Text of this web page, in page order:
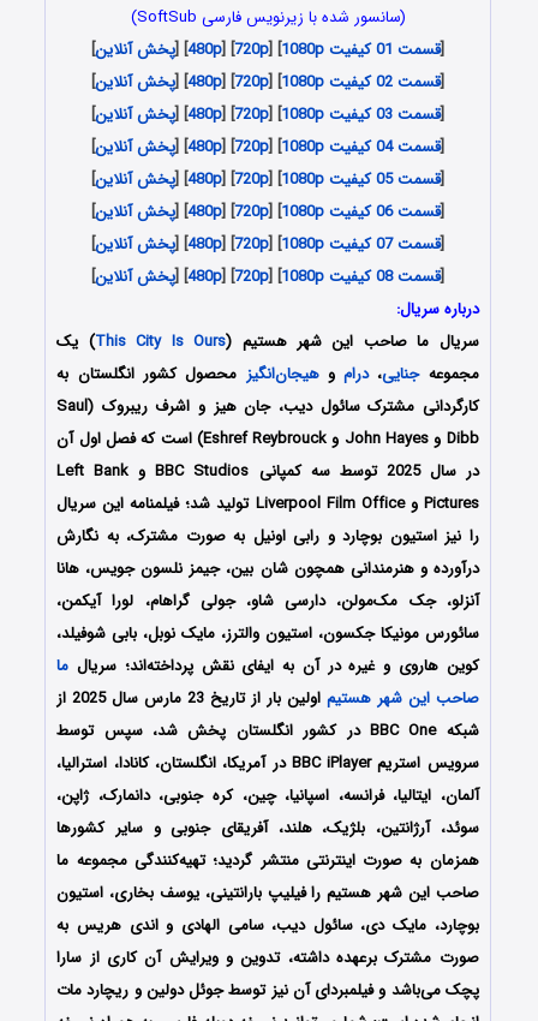
(سانسور شده با زیرنویس فارسی SoftSub)
[قسمت 01 کیفیت 1080p ] [
720p
] [
480p
] [پخش آنلاین]
[قسمت 02 کیفیت 1080p ] [
720p
] [
480p
] [پخش آنلاین]
[قسمت 03 کیفیت 1080p ] [
720p
] [
480p
] [پخش آنلاین]
[قسمت 04 کیفیت 1080p ] [
720p
] [
480p
] [پخش آنلاین]
[قسمت 05 کیفیت 1080p ] [
720p
] [
480p
] [پخش آنلاین]
[قسمت 06 کیفیت 1080p ] [
720p
] [
480p
] [پخش آنلاین]
[قسمت 07 کیفیت 1080p ] [
720p
] [
480p
] [پخش آنلاین]
[قسمت 08 کیفیت 1080p ] [
720p
] [
480p
] [پخش آنلاین]
درباره سریال:
سریال ما صاحب این شهر هستیم (This City Is Ours) یک
مجموعهجنایی،دراموهیجان‌انگیز محصول کشور انگلستان به
کارگردانی مشترک سائول دیب، جان هیز و اشرف ریبروک (Saul
Dibb و John Hayes و Eshref Reybrouck) است که فصل اول آن
در سال 2025 توسط سه کمپانی BBC Studios و Left Bank
Pictures و Liverpool Film Office تولید شد؛ فیلمنامه این سریال
را نیز استیون بوچارد و رابی اونیل به صورت مشترک، به نگارش
درآورده و هنرمندانی همچون شان بین، جیمز نلسون جویس، هانا
آنزلو، جک مک‌مولن، دارسی شاو، جولی گراهام، لورا آیکمن،
سائورس مونیکا جکسون، استیون والترز، مایک نوبل، بابی شوفیلد،
کوین هاروی و غیره در آن به ایفای نقش پرداخته‌اند؛ سریال ما
صاحب این شهر هستیم
اولین بار از تاریخ 23 مارس سال 2025 از
شبکه‌ BBC One در کشور انگلستان پخش شد، سپس توسط
سرویس استریم BBC iPlayer در آمریکا، انگلستان، کانادا، استرالیا،
آلمان، ایتالیا، فرانسه، اسپانیا، چین، کره جنوبی، دانمارک، ژاپن،
سوئد، آرژانتین، بلژیک، هلند، آفریقای جنوبی و سایر کشورها
همزمان به صورت اینترنتی منتشر گردید؛ تهیه‌کنندگی مجموعه ما
صاحب این شهر هستیم را فیلیپ بارانتینی، یوسف بخاری، استیون
بوچارد، مایک دی، سائول دیب، سامی الهادی و اندی هریس به
صورت مشترک برعهده داشته، تدوین و ویرایش آن کاری از سارا
پچک می‌باشد و فیلمبردای آن نیز توسط جوئل دولین و ریچارد مات